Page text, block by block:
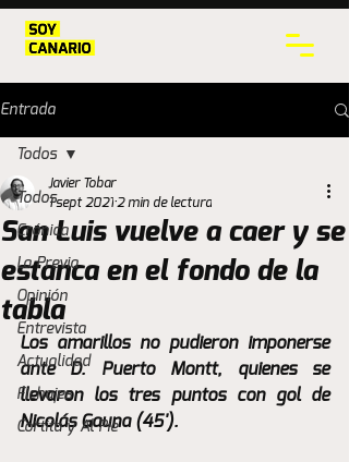
Entrada
Todos
Crónica
La Previa
Opinión
Entrevista
Actualidad
Fichajes
Cortita y Al Pie
Todos
San Luis vuelve a caer y se
estanca en el fondo de la
tabla
Javier Tobar
1 sept 2021 2 min de lectura
Los amarillos no pudieron imponerse
ante D. Puerto Montt, quienes se
llevaron los tres puntos con gol de
Nicolás Gauna (45').